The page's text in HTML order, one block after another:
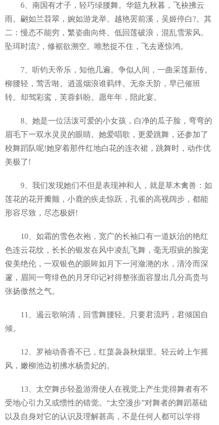
6、南国有才子，轻巧绿腰舞。华筵九秋暮，飞袂拂云
雨。翩如兰苕翠，婉如游龙举。越艳罢前溪，吴姬停白?。其
二：慢态不能穷，繁姿曲向终。低回莲破浪，混乱雪萦风。
坠珥时流?，修裾欲溯空。唯愁捉不住，飞去逐惊鸿。
7、听钧天帝乐，知他几遍。争似人间，一曲采莲新传。
柳腰轻，莺舌啭。逍遥烟浪谁羁绊。无奈天阶，早已催班
转。却驾彩鸾，芙蓉斜盼。愿年年，陪此宴。
8、她是一位活泼可爱的小女孩，白净的瓜子脸，弯弯的
眉毛下一双水灵灵的眼睛。她爱唱歌，更爱跳舞，还参加了
校舞蹈队呢!她穿着那件红地白花的连衣裙，跳舞时，动作优
美极了!
9、我们发现她们不但是表现神和人，就是草木禽兽：如
莲花的花开瓣颤，小鹿的疾走惊跃，孔雀的高视阔步，都能
形容尽致，尽态极妍!
10、如霜的雪色衣袍，宽广的长袖口有一道妖治的艳红
色连云花纹，长长的银发在风中凌乱飞舞，毫无瑕疵的脸宠
俊美绝伦，一双银色的眼眸如月下一河潋滟的水，清泠而深
邃，眉间一弯绯色的月牙印记衬得整张面容显出几分高贵与
张扬傲然之气。
11、遏云歌响清，回雪舞腰轻。只要君流眄，君倾国自
倾。
12、罗袖动香香不已，红蕖袅袅秋烟里。轻云岭上乍摇
风，嫩柳池边初拂水杨贵妃的。
13、太空舞步轻盈游滑使人在视觉上产生觉得舞者有不
受地心引力又或惯性的错觉。“太空漫步”对舞者的舞蹈基础
以及自身对它的认识及理解甚高，不是任何人都可以学得